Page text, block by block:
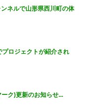
ネルで山形県西川町の体
プロジェクトが紹介され
ク)更新のお知らせ...